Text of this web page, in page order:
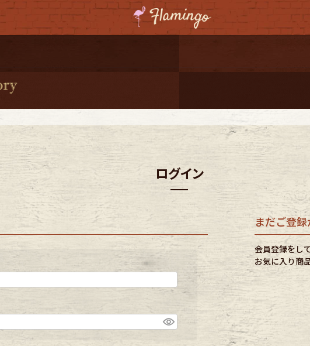
クーポンプレゼント
ポンプレゼント
LINE ID連携
マイページ
International Shipping
特集一覧
スタッフコーディネート
古着卸DOCK
から探す
ログイン
まだご登
会員登録をし
お気に入り商